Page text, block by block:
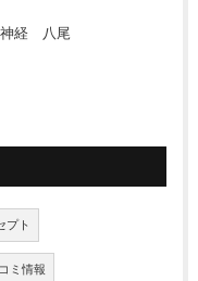
経 八尾
プト
ミ情報